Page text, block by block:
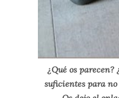
¿Qué os parecen?
suficientes para